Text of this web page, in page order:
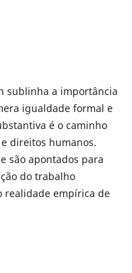
sublinha a importância
igualdade formal e
é o caminho
direitos humanos.
são apontados para
do trabalho
realidade empírica de